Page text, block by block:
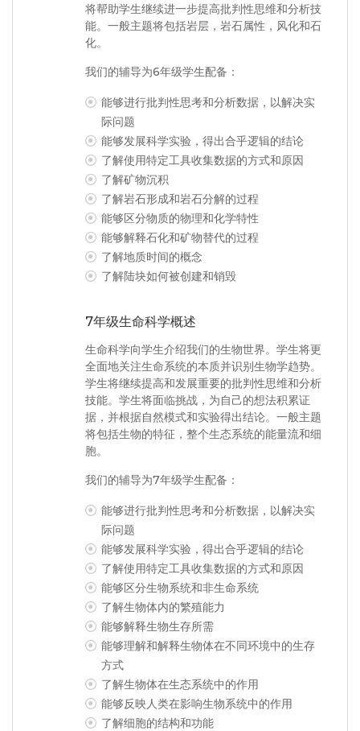
将帮助学生继续进一步提高批判性思维和分析技
能。一般主题将包括岩层，岩石属性，风化和石
化。
我们的辅导为6年级学生配备：
能够进行批判性思考和分析数据，以解决实
际问题
能够发展科学实验，得出合乎逻辑的结论
了解使用特定工具收集数据的方式和原因
了解矿物沉积
了解岩石形成和岩石分解的过程
能够区分物质的物理和化学特性
能够解释石化和矿物替代的过程
了解地质时间的概念
了解陆块如何被创建和销毁
7年级生命科学概述
生命科学向学生介绍我们的生物世界。学生将更
全面地关注生命系统的本质并识别生物学趋势。
学生将继续提高和发展重要的批判性思维和分析
技能。学生将面临挑战，为自己的想法积累证
据，并根据自然模式和实验得出结论。一般主题
将包括生物的特征，整个生态系统的能量流和细
胞。
我们的辅导为7年级学生配备：
能够进行批判性思考和分析数据，以解决实
际问题
能够发展科学实验，得出合乎逻辑的结论
了解使用特定工具收集数据的方式和原因
能够区分生物系统和非生命系统
了解生物体内的繁殖能力
能够解释生物生存所需
能够理解和解释生物体在不同环境中的生存
方式
了解生物体在生态系统中的作用
能够反映人类在影响生物系统中的作用
了解细胞的结构和功能